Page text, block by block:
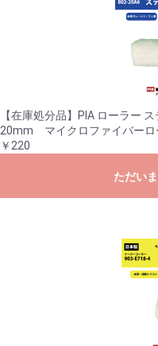
【在庫処分品】PIA ローラー
20mm マイクロファイバーロ
￥220
ただい